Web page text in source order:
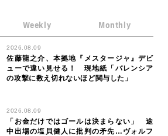
Weekly Monthly
2026.08.09
佐藤龍之介、本拠地『メスタージャ』デビ
ューで違い見せる！ 現地紙「バレンシア
の攻撃に数え切れないほど関与した」
2026.08.09
「お金だけではゴールは決まらない」 途
中出場の塩貝健人に批判の矛先…ヴォルフ